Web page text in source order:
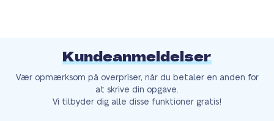
Kundeanmeldelser
Vær opmærksom på overpriser, når du betaler en anden for
at skrive din opgave.
Vi tilbyder dig alle disse funktioner gratis!